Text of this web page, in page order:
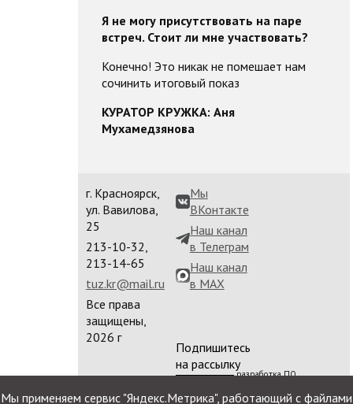
Я не могу присутствовать на паре
встреч. Стоит ли мне участвовать?
Конечно! Это никак не помешает нам
сочинить итоговый показ
КУРАТОР КРУЖКА: Аня
Мухамедзянова
г. Красноярск,
ул. Вавилова,
25
213-10-32,
213-14-65
tuz.kr@mail.ru
Все права
защищены,
2026 г
Мы
ВКонтакте
Наш канал
в Телеграм
Наш канал
в MAX
Подпишитесь
на рассылку
разработка ПО
сайта
Мы применяем сервис "Яндекс.Метрика", работающий с файлами